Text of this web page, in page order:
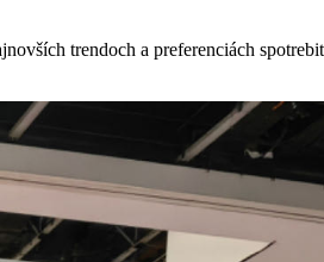
trendoch a preferenciách